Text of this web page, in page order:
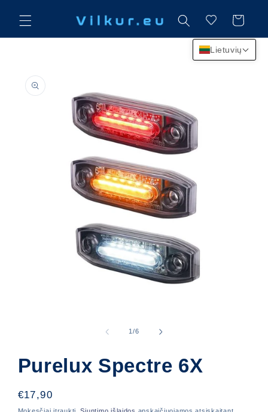
turinį
Krepšelis
informacijos
apie gaminį
1/iš
6
Purelux Spectre 6X
Įprasta
kaina
€17,90
Lietuvių